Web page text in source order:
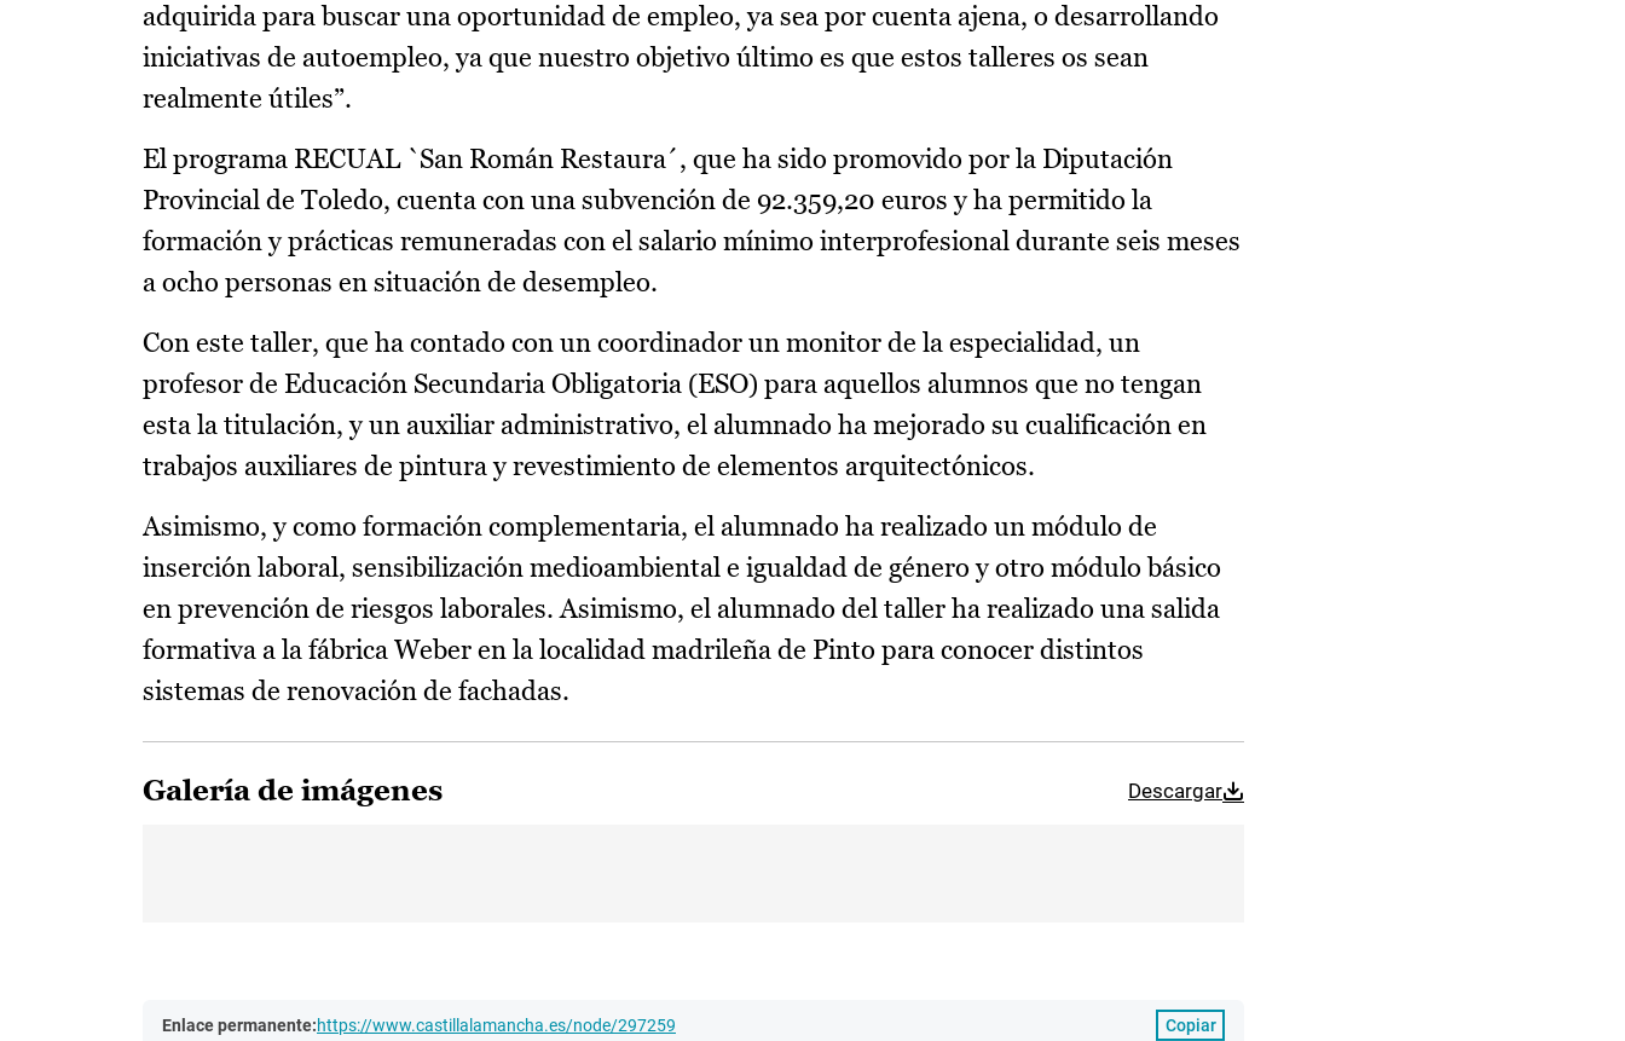
adquirida para buscar una oportunidad de empleo, ya sea por cuenta ajena, o desarrollando
iniciativas de autoempleo, ya que nuestro objetivo último es que estos talleres os sean
realmente útiles”.
El programa RECUAL `San Román Restaura´, que ha sido promovido por la Diputación
Provincial de Toledo, cuenta con una subvención de 92.359,20 euros y ha permitido la
formación y prácticas remuneradas con el salario mínimo interprofesional durante seis meses
a ocho personas en situación de desempleo.
Con este taller, que ha contado con un coordinador un monitor de la especialidad, un
profesor de Educación Secundaria Obligatoria (ESO) para aquellos alumnos que no tengan
esta la titulación, y un auxiliar administrativo, el alumnado ha mejorado su cualificación en
trabajos auxiliares de pintura y revestimiento de elementos arquitectónicos.
Asimismo, y como formación complementaria, el alumnado ha realizado un módulo de
inserción laboral, sensibilización medioambiental e igualdad de género y otro módulo básico
en prevención de riesgos laborales. Asimismo, el alumnado del taller ha realizado una salida
formativa a la fábrica Weber en la localidad madrileña de Pinto para conocer distintos
sistemas de renovación de fachadas.
Galería de imágenes Descargar
Enlace permanente:https://www.castillalamancha.es/node/297259 Copiar